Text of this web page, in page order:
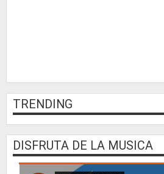
TRENDING
DISFRUTA DE LA MUSICA